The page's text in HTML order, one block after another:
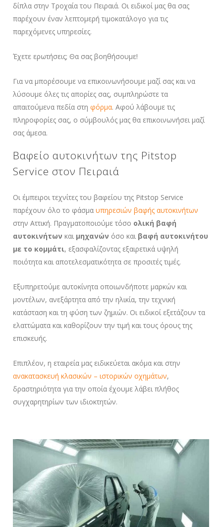
δίπλα στην Τροχαία του Πειραιά. Οι ειδικοί μας θα σας
παρέχουν έναν λεπτομερή τιμοκατάλογο για τις
παρεχόμενες υπηρεσίες.
Έχετε ερωτήσεις; Θα σας βοηθήσουμε!
Για να μπορέσουμε να επικοινωνήσουμε μαζί σας και να
λύσουμε όλες τις απορίες σας, συμπληρώστε τα
απαιτούμενα πεδία στηφόρμα. Αφού λάβουμε τις
πληροφορίες σας, ο σύμβουλός μας θα επικοινωνήσει μαζί
σας άμεσα.
Βαφείο αυτοκινήτων της Pitstop
Service στον Πειραιά
Οι έμπειροι τεχνίτες του βαφείου της Pitstop Service
παρέχουν όλο το φάσμαυπηρεσιών βαφής αυτοκινήτων
στην Αττική. Πραγματοποιούμε τόσο ολική βαφή
αυτοκινήτων και μηχανών όσο και βαφή αυτοκινήτου
με το κομμάτι, εξασφαλίζοντας εξαιρετικά υψηλή
ποιότητα και αποτελεσματικότητα σε προσιτές τιμές.
Εξυπηρετούμε αυτοκίνητα οποιωνδήποτε μαρκών και
μοντέλων, ανεξάρτητα από την ηλικία, την τεχνική
κατάσταση και τη φύση των ζημιών. Οι ειδικοί εξετάζουν τα
ελαττώματα και καθορίζουν την τιμή και τους όρους της
επισκευής.
Επιπλέον, η εταιρεία μας ειδικεύεται ακόμα και στην
ανακατασκευή κλασικών – ιστορικών οχημάτων,
δραστηριότητα για την οποία έχουμε λάβει πλήθος
συγχαρητηρίων των ιδιοκτητών.